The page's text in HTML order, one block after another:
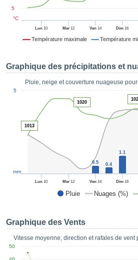
:
par le
de
des
de très
CONTINUER
PARAMÈTRES
Température maximale Température
Lun 10 Mer12 Ven14 Dim 16
5
°C
Graphique des précipitations et
Pluie, neige et couverture nuageuse
Pluie Nuages (%)
Lun 10 Mer12 Ven14 Dim 16
5
mm
0.5 0.4
1.1
1013
1020
Graphique des Vents
Vitesse moyenne, direction et rafales de
50